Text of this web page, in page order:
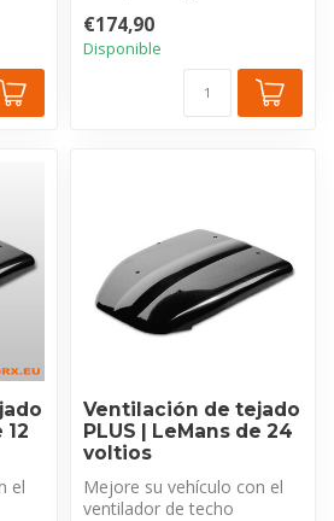
€174,90
Disponible
12
el
Ventilación de tejado
PLUS | LeMans de 24
voltios
Mejore su vehículo con el
ventilador de techo